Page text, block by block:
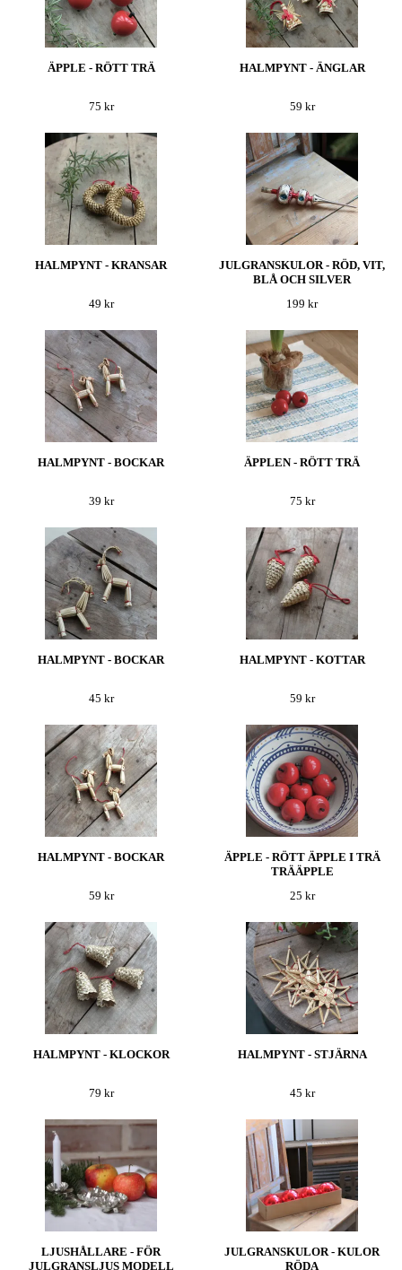
ÄPPLE - RÖTT TRÄ
75 kr
HALMPYNT - ÄNGLAR
59 kr
HALMPYNT - KRANSAR
49 kr
JULGRANSKULOR - RÖD, VIT,
BLÅ OCH SILVER
199 kr
HALMPYNT - BOCKAR
39 kr
ÄPPLEN - RÖTT TRÄ
75 kr
HALMPYNT - BOCKAR
45 kr
HALMPYNT - KOTTAR
59 kr
HALMPYNT - BOCKAR
59 kr
ÄPPLE - RÖTT ÄPPLE I TRÄ
TRÄÄPPLE
25 kr
HALMPYNT - KLOCKOR
79 kr
HALMPYNT - STJÄRNA
45 kr
LJUSHÅLLARE - FÖR
JULGRANSLJUS MODELL
JULGRANSKULOR - KULOR
RÖDA